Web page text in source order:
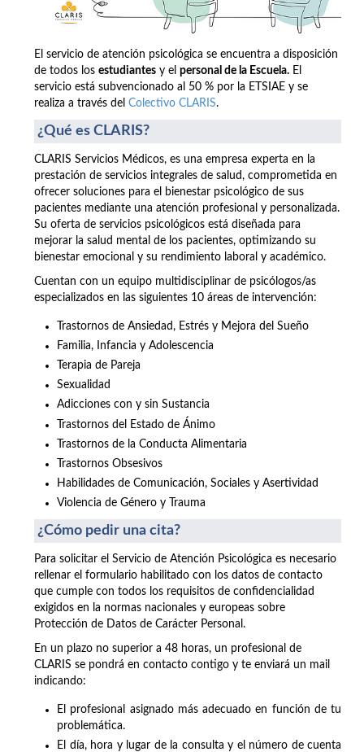
El servicio de atención psicológica se encuentra a disposición
de todos los estudiantes y el personal de la Escuela. El
servicio está subvencionado al 50 % por la ETSIAE y se
realiza a través del Colectivo CLARIS.
¿Qué es CLARIS?
CLARIS Servicios Médicos, es una empresa experta en la
prestación de servicios integrales de salud, comprometida en
ofrecer soluciones para el bienestar psicológico de sus
pacientes mediante una atención profesional y personalizada.
Su oferta de servicios psicológicos está diseñada para
mejorar la salud mental de los pacientes, optimizando su
bienestar emocional y su rendimiento laboral y académico.
Cuentan con un equipo multidisciplinar de psicólogos/as
especializados en las siguientes 10 áreas de intervención:
Trastornos de Ansiedad, Estrés y Mejora del Sueño
Familia, Infancia y Adolescencia
Terapia de Pareja
Sexualidad
Adicciones con y sin Sustancia
Trastornos del Estado de Ánimo
Trastornos de la Conducta Alimentaria
Trastornos Obsesivos
Habilidades de Comunicación, Sociales y Asertividad
Violencia de Género y Trauma
¿Cómo pedir una cita?
Para solicitar el Servicio de Atención Psicológica es necesario
rellenar el formulario habilitado con los datos de contacto
que cumple con todos los requisitos de confidencialidad
exigidos en la normas nacionales y europeas sobre
Protección de Datos de Carácter Personal.
En un plazo no superior a 48 horas, un profesional de
CLARIS se pondrá en contacto contigo y te enviará un mail
indicando:
El profesional asignado más adecuado en función de tu
problemática.
El día, hora y lugar de la consulta y el número de cuenta